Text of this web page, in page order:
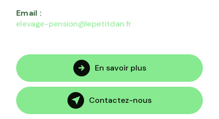
Email :
elevage-pension@lepetitdan.fr
En savoir plus
Contactez-nous